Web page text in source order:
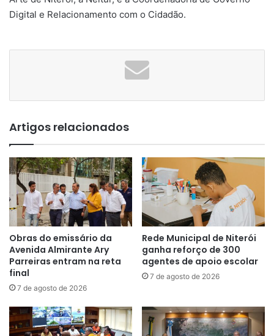
Digital e Relacionamento com o Cidadão.
Artigos relacionados
Obras do emissário da
Avenida Almirante Ary
Parreiras entram na reta
final
7 de agosto de 2026
Rede Municipal de Niterói
ganha reforço de 300
agentes de apoio escolar
7 de agosto de 2026